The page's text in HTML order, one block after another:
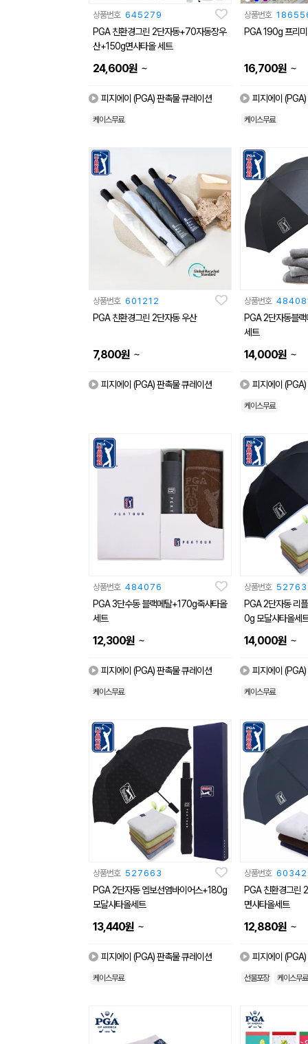
상품번호 645279
PGA 친환경그린 2단자동+70자동장우
산+150g면사타올 세트
24,600원 ~
피지에이 (PGA) 판촉물 큐레이션
케이스무료
상품번호
PGA 190g 프리
16,700원 ~
피지에이
케이스무료
상품번호 601212
PGA 친환경그린 2단자동 우산
7,800원 ~
피지에이 (PGA) 판촉물 큐레이션
상품번호
PGA 2단자동블
세트
14,000원 ~
피지에이
케이스무료
상품번호 484076
PGA 3단수동 블랙메탈+170g죽사타올
세트
12,300원 ~
피지에이 (PGA) 판촉물 큐레이션
케이스무료
상품번호
PGA 2단자동 리
0g 모달사타올세
14,000원 ~
피지에이
케이스무료
상품번호 527663
PGA 2단자동 엠보선염바이어스+180g
모달사타올세트
13,440원 ~
피지에이 (PGA) 판촉물 큐레이션
케이스무료
상품번호
PGA 친환경그린
면사타올세트
12,880원 ~
피지에이
선물포장 케이스무료